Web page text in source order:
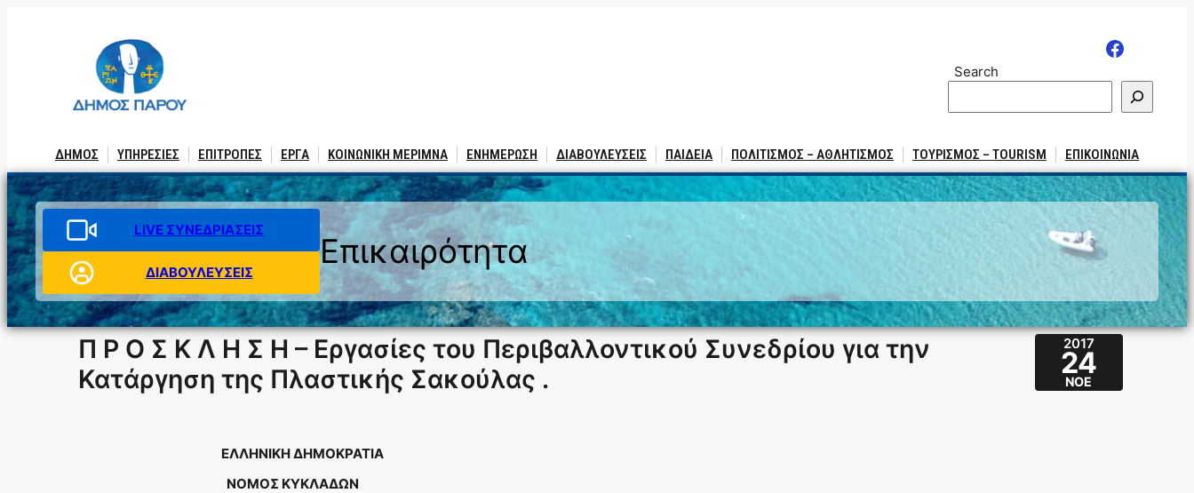
Search
ΔΗΜΟΣ ΥΠΗΡΕΣΙΕΣ ΕΠΙΤΡΟΠΕΣ ΕΡΓΑ ΚΟΙΝΩΝΙΚΗ ΜΕΡΙΜΝΑ ΕΝΗΜΕΡΩΣΗ ΔΙΑΒΟΥΛΕΥΣΕΙΣ ΠΑΙΔΕΙΑ ΠΟΛΙΤΙΣΜΟΣ – ΑΘΛΗΤΙΣΜΟΣ ΤΟΥΡΙΣΜΟΣ – TOURISM ΕΠΙΚΟΙΝΩΝΙΑ
LIVE ΣΥΝΕΔΡΙΑΣΕΙΣ
ΔΙΑΒΟΥΛΕΥΣΕΙΣ
Επικαιρότητα
Π Ρ Ο Σ Κ Λ Η Σ Η – Εργασίες του Περιβαλλοντικού Συνεδρίου για την
Κατάργηση της Πλαστικής Σακούλας .
2017
24
ΝΟΈ
ΕΛΛΗΝΙΚΗ ΔΗΜΟΚΡΑΤΙΑ
ΝΟΜΟΣ ΚΥΚΛΑΔΩΝ